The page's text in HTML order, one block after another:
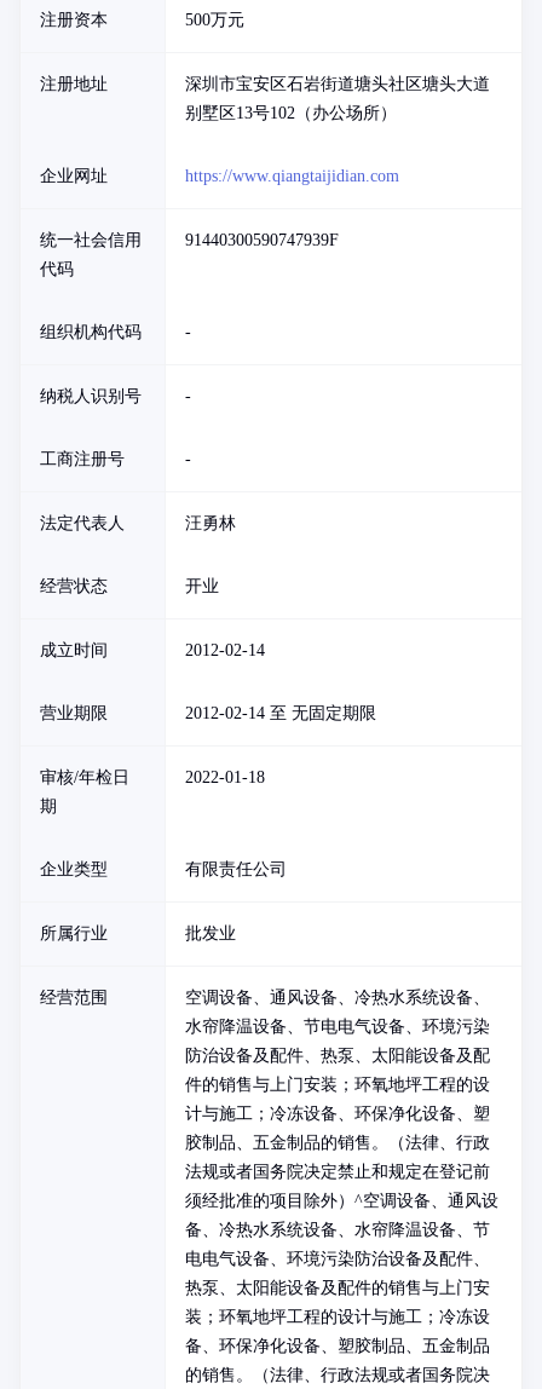
注册资本 500万元
注册地址
深圳市宝安区石岩街道塘头社区塘头大道
别墅区13号102（办公场所）
企业网址 https://www.qiangtaijidian.com
统一社会信用
代码
91440300590747939F
组织机构代码 -
纳税人识别号 -
工商注册号 -
法定代表人 汪勇林
经营状态 开业
成立时间 2012-02-14
营业期限 2012-02-14 至 无固定期限
审核/年检日
期
2022-01-18
企业类型 有限责任公司
所属行业 批发业
经营范围
空调设备、通风设备、冷热水系统设备、
水帘降温设备、节电电气设备、环境污染
防治设备及配件、热泵、太阳能设备及配
件的销售与上门安装；环氧地坪工程的设
计与施工；冷冻设备、环保净化设备、塑
胶制品、五金制品的销售。（法律、行政
法规或者国务院决定禁止和规定在登记前
须经批准的项目除外）^空调设备、通风设
备、冷热水系统设备、水帘降温设备、节
电电气设备、环境污染防治设备及配件、
热泵、太阳能设备及配件的销售与上门安
装；环氧地坪工程的设计与施工；冷冻设
备、环保净化设备、塑胶制品、五金制品
的销售。（法律、行政法规或者国务院决